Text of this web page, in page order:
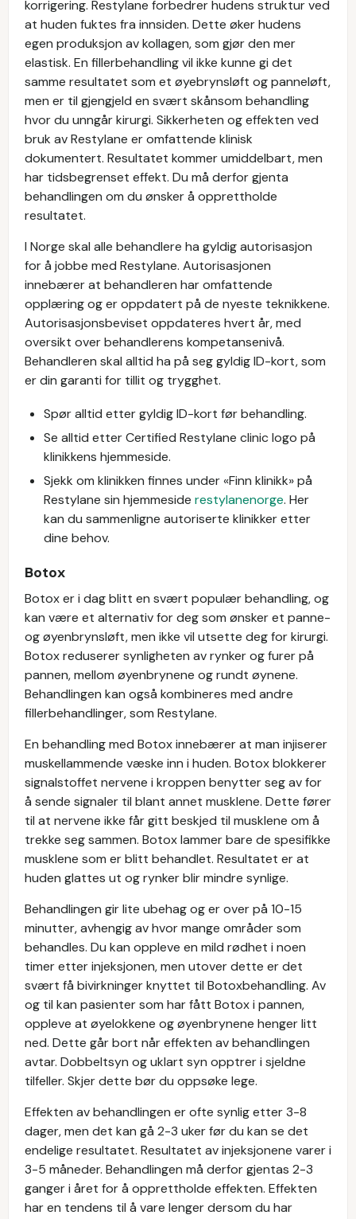
korrigering. Restylane forbedrer hudens struktur ved
at huden fuktes fra innsiden. Dette øker hudens
egen produksjon av kollagen, som gjør den mer
elastisk. En fillerbehandling vil ikke kunne gi det
samme resultatet som et øyebrynsløft og panneløft,
men er til gjengjeld en svært skånsom behandling
hvor du unngår kirurgi. Sikkerheten og effekten ved
bruk av Restylane er omfattende klinisk
dokumentert. Resultatet kommer umiddelbart, men
har tidsbegrenset effekt. Du må derfor gjenta
behandlingen om du ønsker å opprettholde
resultatet.
I Norge skal alle behandlere ha gyldig autorisasjon
for å jobbe med Restylane. Autorisasjonen
innebærer at behandleren har omfattende
opplæring og er oppdatert på de nyeste teknikkene.
Autorisasjonsbeviset oppdateres hvert år, med
oversikt over behandlerens kompetansenivå.
Behandleren skal alltid ha på seg gyldig ID-kort, som
er din garanti for tillit og trygghet.
Spør alltid etter gyldig ID-kort før behandling.
Se alltid etter Certified Restylane clinic logo på
klinikkens hjemmeside.
Sjekk om klinikken finnes under «Finn klinikk» på
Restylane sin hjemmeside restylanenorge. Her
kan du sammenligne autoriserte klinikker etter
dine behov.
Botox
Botox er i dag blitt en svært populær behandling, og
kan være et alternativ for deg som ønsker et panne-
og øyenbrynsløft, men ikke vil utsette deg for kirurgi.
Botox reduserer synligheten av rynker og furer på
pannen, mellom øyenbrynene og rundt øynene.
Behandlingen kan også kombineres med andre
fillerbehandlinger, som Restylane.
En behandling med Botox innebærer at man injiserer
muskellammende væske inn i huden. Botox blokkerer
signalstoffet nervene i kroppen benytter seg av for
å sende signaler til blant annet musklene. Dette fører
til at nervene ikke får gitt beskjed til musklene om å
trekke seg sammen. Botox lammer bare de spesifikke
musklene som er blitt behandlet. Resultatet er at
huden glattes ut og rynker blir mindre synlige.
Behandlingen gir lite ubehag og er over på 10-15
minutter, avhengig av hvor mange områder som
behandles. Du kan oppleve en mild rødhet i noen
timer etter injeksjonen, men utover dette er det
svært få bivirkninger knyttet til Botoxbehandling. Av
og til kan pasienter som har fått Botox i pannen,
oppleve at øyelokkene og øyenbrynene henger litt
ned. Dette går bort når effekten av behandlingen
avtar. Dobbeltsyn og uklart syn opptrer i sjeldne
tilfeller. Skjer dette bør du oppsøke lege.
Effekten av behandlingen er ofte synlig etter 3-8
dager, men det kan gå 2-3 uker før du kan se det
endelige resultatet. Resultatet av injeksjonene varer i
3-5 måneder. Behandlingen må derfor gjentas 2-3
ganger i året for å opprettholde effekten. Effekten
har en tendens til å vare lenger dersom du har